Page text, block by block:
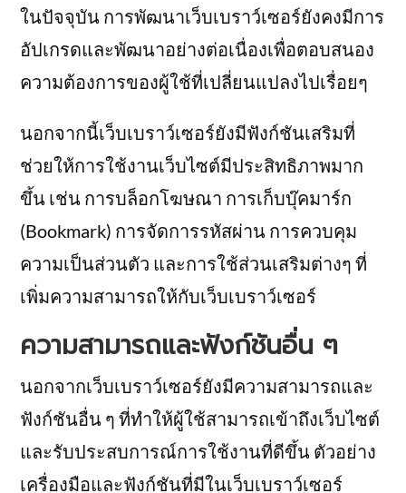
ในปัจจุบัน การพัฒนาเว็บเบราว์เซอร์ยังคงมีการ
อัปเกรดและพัฒนาอย่างต่อเนื่องเพื่อตอบสนอง
ความต้องการของผู้ใช้ที่เปลี่ยนแปลงไปเรื่อยๆ
นอกจากนี้เว็บเบราว์เซอร์ยังมีฟังก์ชันเสริมที่
ช่วยให้การใช้งานเว็บไซต์มีประสิทธิภาพมาก
ขึ้น เช่น การบล็อกโฆษณา การเก็บบุ๊คมาร์ก
(Bookmark) การจัดการรหัสผ่าน การควบคุม
ความเป็นส่วนตัว และการใช้ส่วนเสริมต่างๆ ที่
เพิ่มความสามารถให้กับเว็บเบราว์เซอร์
ความสามารถและฟังก์ชันอื่น ๆ
นอกจากเว็บเบราว์เซอร์ยังมีความสามารถและ
ฟังก์ชันอื่น ๆ ที่ทำให้ผู้ใช้สามารถเข้าถึงเว็บไซต์
และรับประสบการณ์การใช้งานที่ดีขึ้น ตัวอย่าง
เครื่องมือและฟังก์ชันที่มีในเว็บเบราว์เซอร์